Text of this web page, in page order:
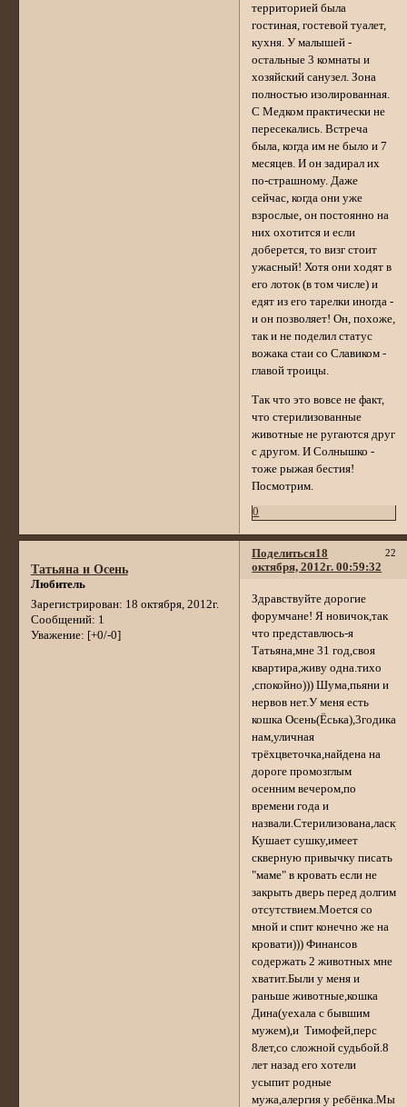
территорией была
гостиная, гостевой туалет,
кухня. У малышей -
остальные 3 комнаты и
хозяйский санузел. Зона
полностью изолированная.
С Медком практически не
пересекались. Встреча
была, когда им не было и 7
месяцев. И он задирал их
по-страшному. Даже
сейчас, когда они уже
взрослые, он постоянно на
них охотится и если
доберется, то визг стоит
ужасный! Хотя они ходят в
его лоток (в том числе) и
едят из его тарелки иногда -
и он позволяет! Он, похоже,
так и не поделил статус
вожака стаи со Славиком -
главой троицы.
Так что это вовсе не факт,
что стерилизованные
животные не ругаются друг
с другом. И Солнышко -
тоже рыжая бестия!
Посмотрим.
0
Поделиться 22
18
октября, 2012г. 00:59:32
Татьяна и Осень
Любитель
Зарегистрирован: 18 октября, 2012г.
Сообщений: 1
Уважение: [+0/-0]
Здравствуйте дорогие
форумчане! Я новичок,так
что представлюсь-я
Татьяна,мне 31 год,своя
квартира,живу одна.тихо
,спокойно))) Шума,пьяни и
нервов нет.У меня есть
кошка Осень(Ёська),3годика
нам,уличная
трёхцветочка,найдена на
дороге промозглым
осенним вечером,по
времени года и
Кушает сушку,имеет
скверную привычку писать
"маме" в кровать если не
закрыть дверь перед долгим
отсутствием.Моется со
мной и спит конечно же на
кровати))) Финансов
содержать 2 животных мне
хватит.Были у меня и
раньше животные,кошка
Дина(уехала с бывшим
мужем),и Тимофей,перс
8лет,со сложной судьбой.8
лет назад его хотели
усыпит родные
мужа,алергия у ребёнка.Мы